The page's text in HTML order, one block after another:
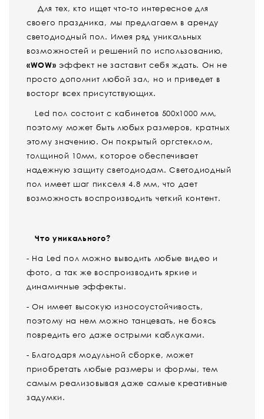
Для тех, кто ищет что-то интересное для
своего праздника, мы предлагаем в аренду
светодиодный пол. Имея ряд уникальных
возможностей и решений по использованию,
«WOW» эффект не заставит себя ждать. Он не
просто дополнит любой зал, но и приведет в
восторг всех присутствующих.
Led пол состоит с кабинетов 500х1000 мм,
поэтому может быть любых размеров, кратных
этому значению. Он покрытый оргстеклом,
толщиной 10мм, которое обеспечивает
надежную защиту светодиодам. Светодиодный
пол имеет шаг пикселя 4.8 мм, что дает
возможность воспроизводить четкий контент.
Что уникального?
- На Led пол можно выводить любые видео и
фото, а так же воспроизводить яркие и
динамичные эффекты.
- Он имеет высокую износоустойчивость,
поэтому на нем можно танцевать, не боясь
повредить его даже острыми каблуками.
- Благодаря модульной сборке, может
приобретать любые размеры и формы, тем
самым реализовывая даже самые креативные
задумки.